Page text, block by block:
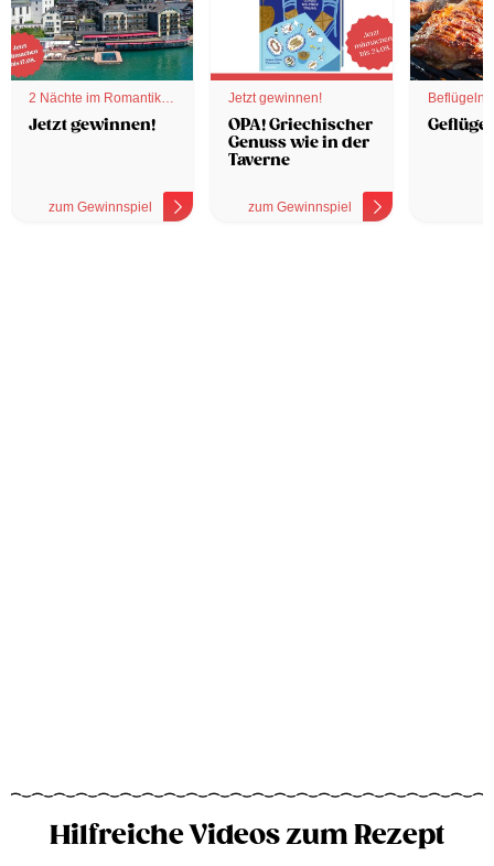
2 Nächte im Romantik
Hotel
Jetzt gewinnen!
zum Gewinnspiel
Jetzt gewinnen!
OPA! Griechischer
Genuss wie in der
Taverne
zum Gewinnspiel
Hilfreiche Videos zum Rezept